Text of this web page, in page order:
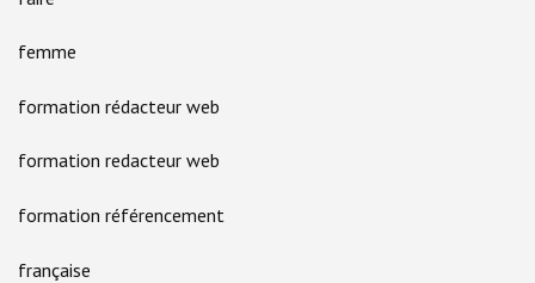
femme
formation rédacteur web
formation redacteur web
formation référencement
française